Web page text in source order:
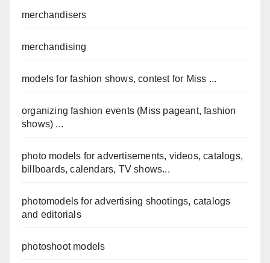
merchandisers
merchandising
models for fashion shows, contest for Miss ...
organizing fashion events (Miss pageant, fashion
shows) ...
photo models for advertisements, videos, catalogs,
billboards, calendars, TV shows...
photomodels for advertising shootings, catalogs
and editorials
photoshoot models